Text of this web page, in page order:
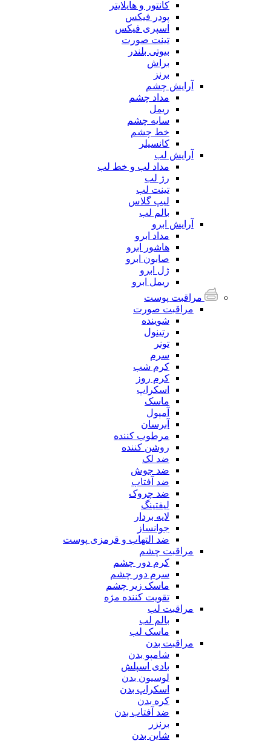
کانتور و هایلایتر
پودر فیکس
اسپری فیکس
تینت صورت
بیوتی بلندر
براش
برنز
آرایش چشم
مداد چشم
ریمل
سایه چشم
خط چشم
کانسیلر
آرایش لب
مداد لب و خط لب
رژ لب
تینت لب
لیپ گلاس
بالم لب
آرایش ابرو
مداد ابرو
هاشور ابرو
صابون ابرو
ژل ابرو
ریمل ابرو
مراقبت پوست
مراقبت صورت
شوینده
رتینول
تونر
سرم
کرم شب
کرم روز
اسکراپ
ماسک
آمپول
آبرسان
مرطوب کننده
روشن کننده
ضد لک
ضد جوش
ضد آفتاب
ضد چروک
لیفتینگ
لایه بردار
جوانساز
ضد التهاب و قرمزی پوست
مراقبت چشم
کرم دور چشم
سرم دور چشم
ماسک زیر چشم
تقویت کننده مژه
مراقبت لب
بالم لب
ماسک لب
مراقبت بدن
شامپو بدن
بادی اسپلش
لوسیون بدن
اسکراپ بدن
کره بدن
ضد آفتاب بدن
برنزر
شاین بدن